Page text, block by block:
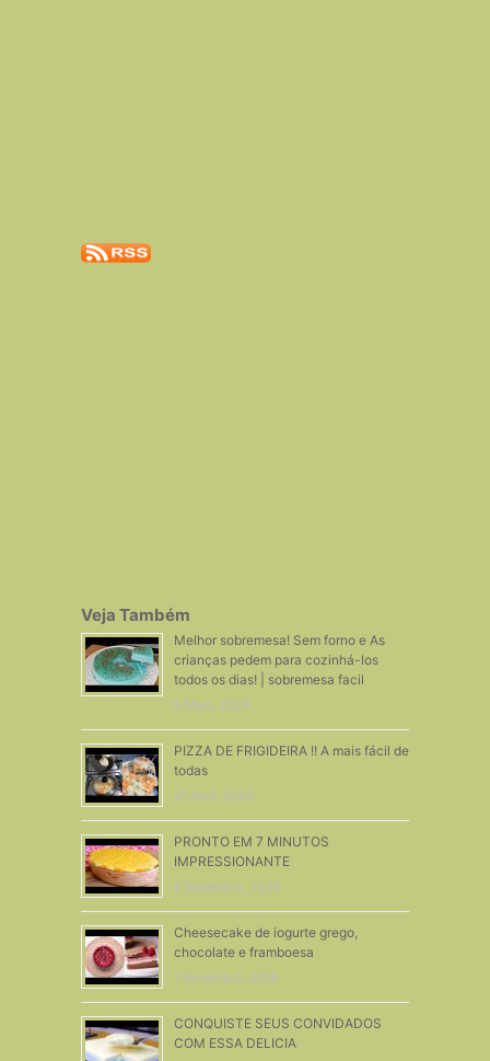
Veja Também
Melhor sobremesa! Sem forno e As
crianças pedem para cozinhá-los
todos os dias! | sobremesa facil
8 Maio, 2024
PIZZA DE FRIGIDEIRA !! A mais fácil de
todas
21 Abril, 2020
PRONTO EM 7 MINUTOS
IMPRESSIONANTE
9 Dezembro, 2025
Cheesecake de iogurte grego,
chocolate e framboesa
1 Novembro, 2019
CONQUISTE SEUS CONVIDADOS
COM ESSA DELICIA